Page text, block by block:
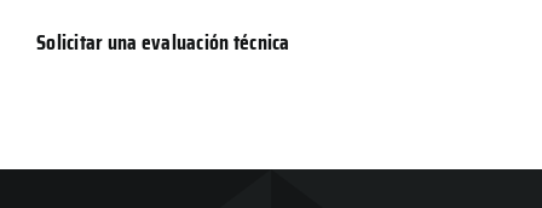
Solicitar una evaluación técnica